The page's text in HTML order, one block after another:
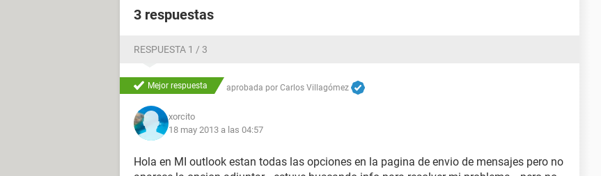
3 respuestas
RESPUESTA 1 / 3
Mejor respuesta aprobada por Carlos Villagómez
xorcito
18 may 2013 a las 04:57
Hola en MI outlook estan todas las opciones en la pagina de envio de mensajes pero no